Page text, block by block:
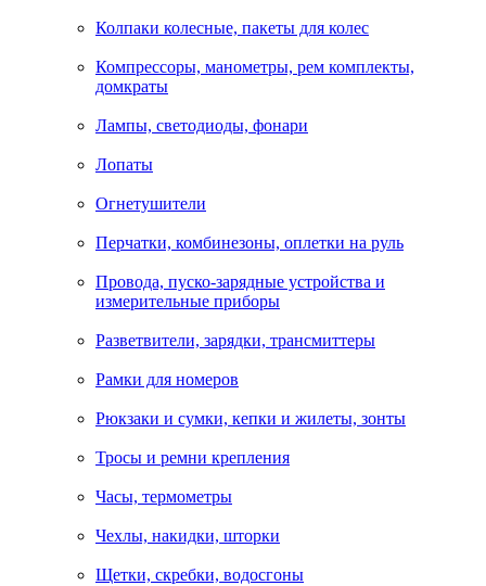
Колпаки колесные, пакеты для колес
Компрессоры, манометры, рем комплекты,
домкраты
Лампы, светодиоды, фонари
Лопаты
Огнетушители
Перчатки, комбинезоны, оплетки на руль
Провода, пуско-зарядные устройства и
измерительные приборы
Разветвители, зарядки, трансмиттеры
Рамки для номеров
Рюкзаки и сумки, кепки и жилеты, зонты
Тросы и ремни крепления
Часы, термометры
Чехлы, накидки, шторки
Щетки, скребки, водосгоны